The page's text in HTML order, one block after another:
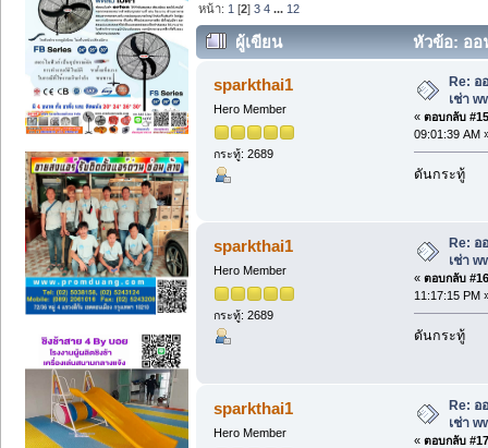
หน้า: 1 [2]3 4 ... 12
ผู้เขียน
หัวข้อ: ออ
เช่า.com (อ่าน 43956 ครั้ง)
sparkthai1
Hero Member
กระทู้: 2689
Re: อ
เช่า
« ตอบกลับ
09:01:39 AM
ดันกระทู้
sparkthai1
Hero Member
กระทู้: 2689
Re: อ
เช่า
« ตอบกลับ
11:17:15 PM
ดันกระทู้
sparkthai1
Hero Member
Re: อ
เช่า
« ตอบกลับ